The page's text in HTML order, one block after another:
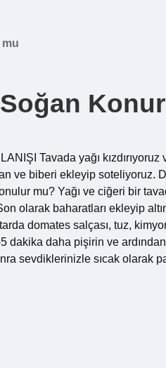
Tavada yağı
ve biberi ekleyip soteliyoruz.
mu? Yağı ve ciğeri bir
olarak baharatları ekleyip
domates salçası, tuz,
dakika daha pişirin ve
sevdiklerinizle sıcak olarak